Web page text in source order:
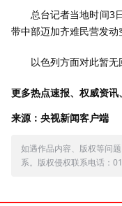
总台记者当地时间3
带中部迈加齐难民营发动
以色列方面对此暂无
更多热点速报、权威资
来源：央视新闻客户端
如遇作品内容、版权等问
系。版权侵权联系电话：